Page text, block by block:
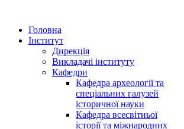
Головна
Інститут
Дирекція
Викладачі інституту
Кафедри
Кафедра археології та
спеціальних галузей
історичної науки
Кафедра всесвітньої
історії та міжнародних